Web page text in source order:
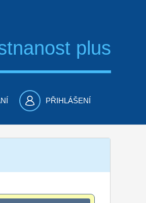
plus
PŘIHLÁŠENÍ